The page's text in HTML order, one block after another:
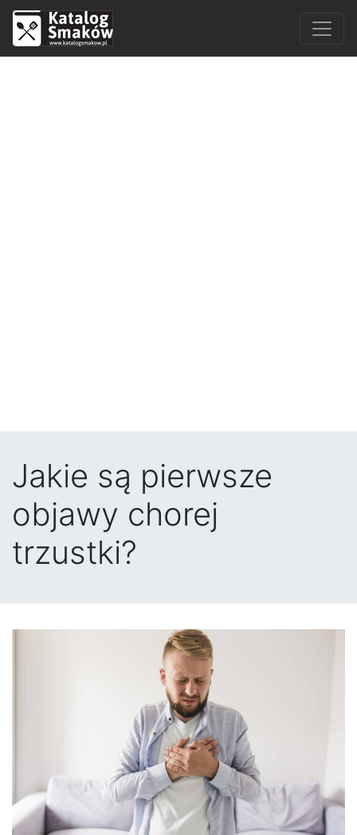
Jakie są pierwsze
objawy chorej
trzustki?